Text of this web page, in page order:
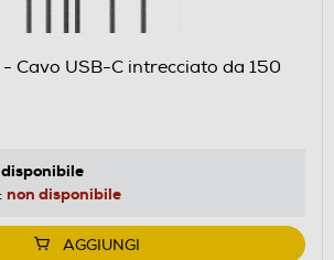
- Cavo USB-C intrecciato da 150
disponibile
non disponibile
AGGIUNGI